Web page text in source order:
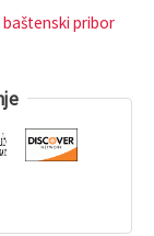
pribor